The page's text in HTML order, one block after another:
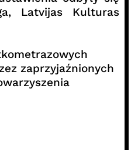
Latvijas Kulturas
zaprzyjaźnionych